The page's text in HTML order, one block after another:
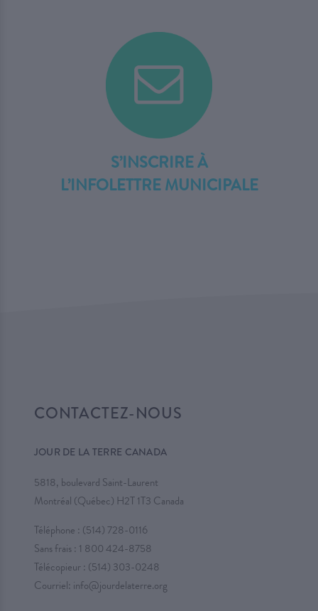
S’INSCRIRE À
L’INFOLETTRE MUNICIPALE
CONTACTEZ-NOUS
JOUR DE LA TERRE CANADA
5818, boulevard Saint-Laurent
Montréal (Québec) H2T 1T3 Canada
Téléphone : (514) 728-0116
Sans frais : 1 800 424-8758
Télécopieur : (514) 303-0248
Courriel: info@jourdelaterre.org